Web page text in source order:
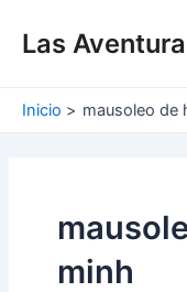
Las
Inicio mausoleo de
minh